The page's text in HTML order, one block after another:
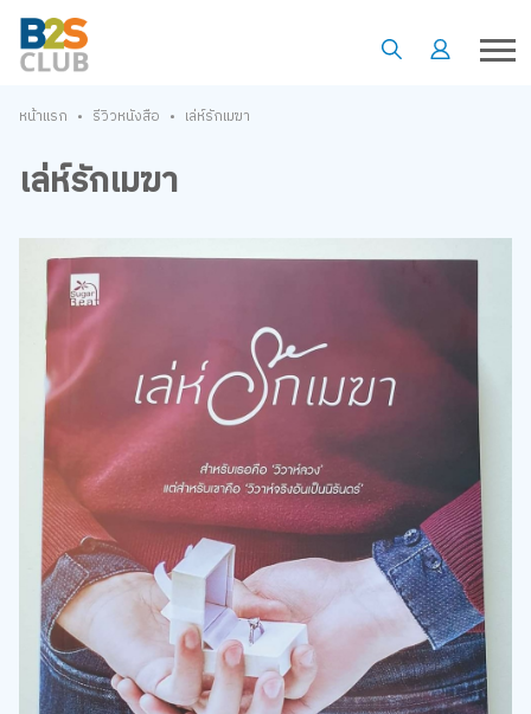
หน้าแรก • รีวิวหนังสือ • เล่ห์รักเมฆา
เล่ห์รักเมฆา